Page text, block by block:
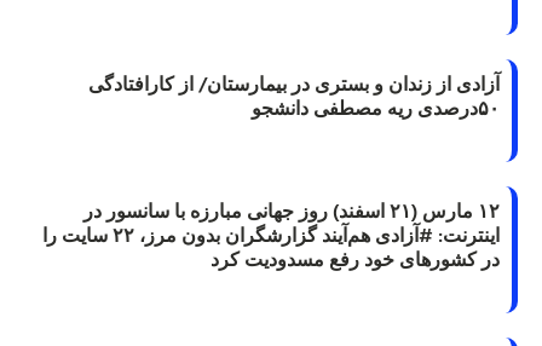
آزادی از زندان و بستری در بیمارستان/ از کارافتادگی
۵۰درصدی ریه مصطفی دانشجو
۱۲ مارس (۲۱ اسفند) روز جهانی مبارزه با سانسور در
اینترنت: #آزادی هم‌آیند گزارشگران‌ بدون مرز، ۲۲ سایت را
در کشورهای خود رفع مسدودیت کرد